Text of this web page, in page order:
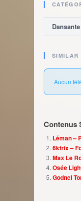
Dansante
SIMILAR
Aucun
Contenus
Léman –
6ktrix –
Max Le
Osée
Godnel